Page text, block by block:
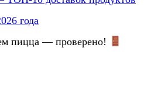
года
пицца — проверено!